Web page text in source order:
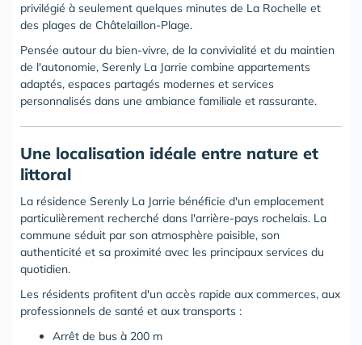
privilégié à seulement quelques minutes de La Rochelle et
des plages de Châtelaillon-Plage.
Pensée autour du bien-vivre, de la convivialité et du maintien
de l'autonomie, Serenly La Jarrie combine appartements
adaptés, espaces partagés modernes et services
personnalisés dans une ambiance familiale et rassurante.
Une localisation idéale entre nature et
littoral
La résidence Serenly La Jarrie bénéficie d'un emplacement
particulièrement recherché dans l'arrière-pays rochelais. La
commune séduit par son atmosphère paisible, son
authenticité et sa proximité avec les principaux services du
quotidien.
Les résidents profitent d'un accès rapide aux commerces, aux
professionnels de santé et aux transports :
Arrêt de bus à 200 m